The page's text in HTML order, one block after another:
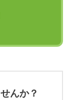
んか？